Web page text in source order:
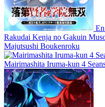
Rakudai Kenja no Gakuin
Majutsushi Boukenroku
Mairimashita Iruma-kun 4